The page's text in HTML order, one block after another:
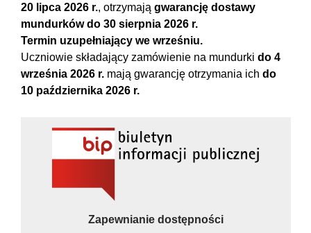
20 lipca 2026 r., otrzymają gwarancję dostawy
mundurków do 30 sierpnia 2026 r.
Termin uzupełniający we wrześniu.
Uczniowie składający zamówienie na mundurki do 4
września 2026 r. mają gwarancję otrzymania ich do
10 października 2026 r.
Zapewnianie dostępności